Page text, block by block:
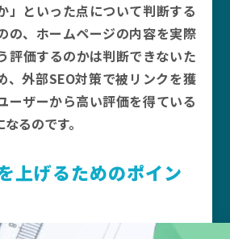
」といった点について判断する
の、ホームページの内容を実際
評価するのかは判断できないた
、外部SEO対策で被リンクを獲
ーザーから高い評価を得ている
るのです。
上げるためのポイン